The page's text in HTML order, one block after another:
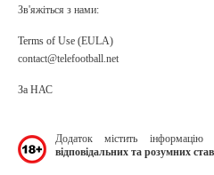
Зв'яжіться з нами:
Terms of Use (EULA)
contact@telefootball.net
За НАС
Додаток містить
відповідальних та розумних